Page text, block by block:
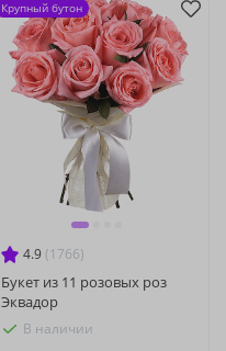
4.9 (1766)
Букет из 11 розовых роз
Эквадор
В наличии
Крупный бутон